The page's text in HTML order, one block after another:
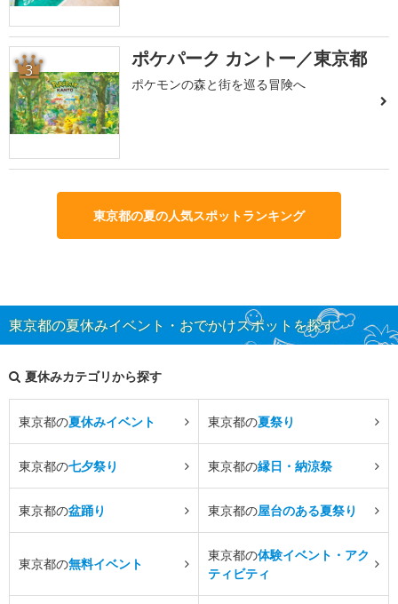
3 ポケパーク カントー／東京都
ポケモンの森と街を巡る冒険へ
東京都の夏の人気スポットランキング
東京都の夏休みイベント・おでかけスポットを探す
夏休みカテゴリから探す
東京都の夏休みイベント 東京都の夏祭り
東京都の七夕祭り 東京都の縁日・納涼祭
東京都の盆踊り 東京都の屋台のある夏祭り
東京都の無料イベント
東京都の体験イベント・アク
ティビティ